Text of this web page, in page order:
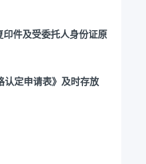
印件及受委托人身份证原
认定申请表》及时存放